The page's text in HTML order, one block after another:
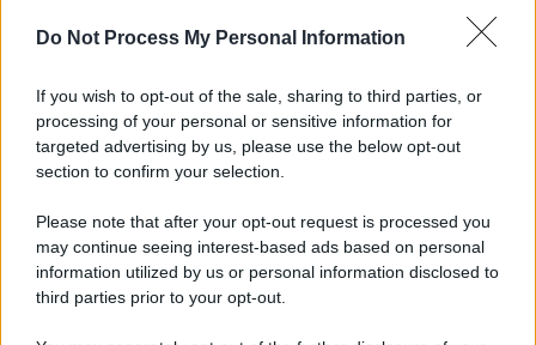
Do Not Process My Personal Information
If you wish to opt-out of the sale, sharing to third parties, or
processing of your personal or sensitive information for
targeted advertising by us, please use the below opt-out
section to confirm your selection.
Please note that after your opt-out request is processed you
may continue seeing interest-based ads based on personal
information utilized by us or personal information disclosed to
third parties prior to your opt-out.